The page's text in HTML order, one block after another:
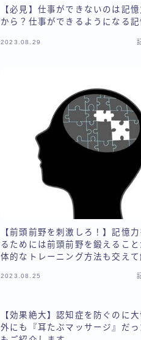
【必見】仕事ができないのは記
から？仕事ができるようになる記
2023.08.29
【前頭前野を刺激しろ！】記憶
るためには前頭前野を鍛えるこ
体的なトレーニング方法も交え
2023.08.25
【効果絶大】認知症を防ぐのに
外にも『耳たぶマッサージ』だ